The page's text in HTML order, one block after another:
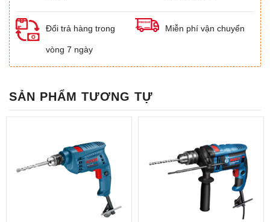
Đổi trả hàng trong
vòng 7 ngày
Miễn phí vận chuyển
SẢN PHẨM TƯƠNG TỰ